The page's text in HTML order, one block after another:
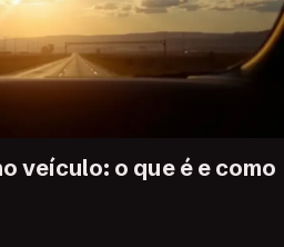
veículo: o que é e como